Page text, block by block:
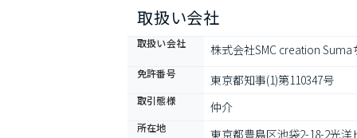
取扱い会社
取扱い会社 株式会社SMC creation
免許番号 東京都知事(1)第110347号
取引態様 仲介
所在地 東京都豊島区池袋2-18-2光洋